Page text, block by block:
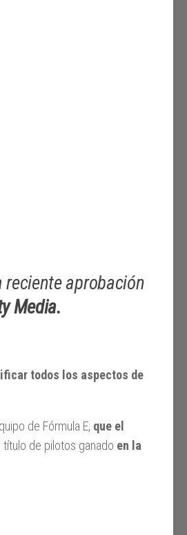
aprobación
Media.
todos los aspectos de
de Fórmula E, que el
de pilotos ganado en la